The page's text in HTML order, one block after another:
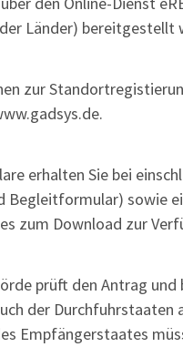
Länder) bereitgestellt
zur
erhalten Sie bei
Begleitformular) sowie
zum Download zur
prüft den Antrag
der Durchfuhrstaaten
Empfängerstaates